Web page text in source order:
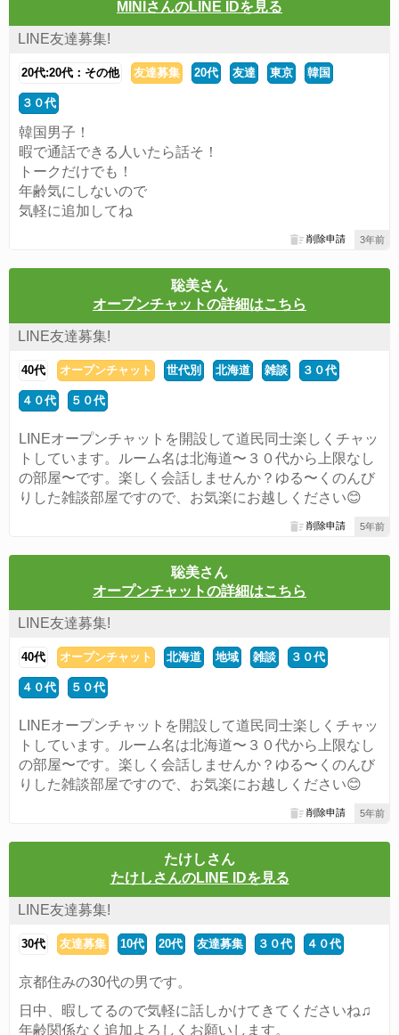
MINIさんのLINE IDを見る
LINE友達募集!
20代:20代：その他 友達募集 20代 友達 東京 韓国
３０代
韓国男子！
暇で通話できる人いたら話そ！
トークだけでも！
年齢気にしないので
気軽に追加してね
3年前
削除申請
聡美さん
オープンチャットの詳細はこちら
LINE友達募集!
40代 オープンチャット 世代別 北海道 雑談 ３０代
４０代 ５０代
LINEオープンチャットを開設して道民同士楽しくチャッ
トしています。ルーム名は北海道〜３０代から上限なし
の部屋〜です。楽しく会話しませんか？ゆる〜くのんび
りした雑談部屋ですので、お気楽にお越しください😊
5年前
削除申請
聡美さん
オープンチャットの詳細はこちら
LINE友達募集!
40代 オープンチャット 北海道 地域 雑談 ３０代
４０代 ５０代
LINEオープンチャットを開設して道民同士楽しくチャッ
トしています。ルーム名は北海道〜３０代から上限なし
の部屋〜です。楽しく会話しませんか？ゆる〜くのんび
りした雑談部屋ですので、お気楽にお越しください😊
5年前
削除申請
たけしさん
たけしさんのLINE IDを見る
LINE友達募集!
30代 友達募集 10代 20代 友達募集 ３０代 ４０代
京都住みの30代の男です。
日中、暇してるので気軽に話しかけてきてくださいね♫
年齢関係なく追加よろしくお願いします。